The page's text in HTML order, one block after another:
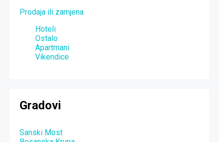
Prodaja ili zamjena
Hoteli
Ostalo
Apartmani
Vikendice
Gradovi
Sanski Most